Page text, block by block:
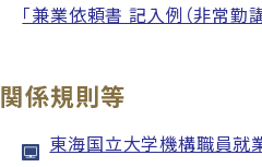
「兼業依頼書 記入例（非常勤
関係規則等
東海国立大学機構職員就